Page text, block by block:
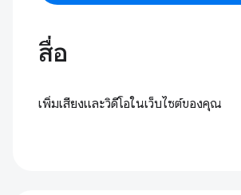
สื่อ
เพิ่มเสียงและวิดีโอในเว็บไซต์ของคุณ